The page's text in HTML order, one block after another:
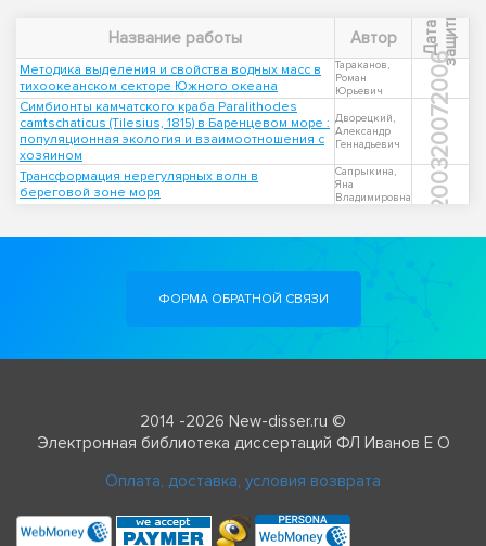
Название работы Автор Д
а
т
а
з
а
щ
и
ты
Методика выделения и свойства водных масс в
тихоокеанском секторе Южного океана
Тараканов,
Роман
Юрьевич
2006
Симбионты камчатского краба Paralithodes
camtschaticus (Tilesius, 1815) в Баренцевом море :
популяционная экология и взаимоотношения с
хозяином
Дворецкий,
Александр
Геннадьевич
2007
Трансформация нерегулярных волн в
береговой зоне моря
Сапрыкина,
Яна
Владимировна
2003
ФОРМА ОБРАТНОЙ СВЯЗИ
2014 -2026 New-disser.ru ©
Электронная библиотека диссертаций ФЛ Иванов Е О
Оплата, доставка, условия возврата